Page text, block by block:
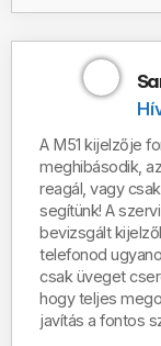
AM51 kijelzője
meghibásodik,
reagál, vagy
segítünk! A
bevizsgált
telefonod
csak üveget
hogy teljes
javítás a fontos